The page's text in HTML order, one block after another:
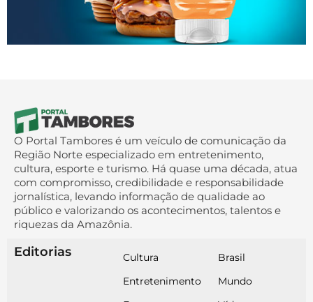
O Portal Tambores é um veículo de comunicação da
Região Norte especializado em entretenimento,
cultura, esporte e turismo. Há quase uma década, atua
com compromisso, credibilidade e responsabilidade
jornalística, levando informação de qualidade ao
público e valorizando os acontecimentos, talentos e
riquezas da Amazônia.
Editorias
Cultura
Entretenimento
Brasil
Mundo